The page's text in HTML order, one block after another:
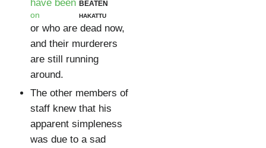
have been
on
beaten
hakattu
or who are dead now,
and their murderers
are still running
around.
The other members of
staff knew that his
apparent simpleness
was due to a sad